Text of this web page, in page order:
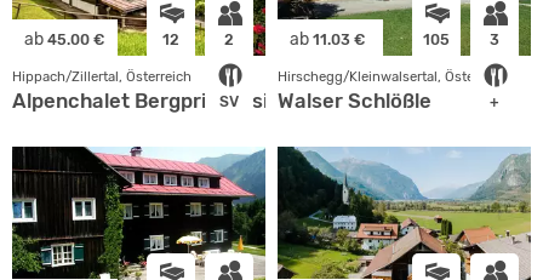
ab 45.00 € 12 2
SV
Hippach/Zillertal, Österreich
Alpenchalet Bergprinzessin im Zillertal
ab 11.03 € 105 3
+
Hirschegg/Kleinwalsertal, Österreich
Walser Schlößle